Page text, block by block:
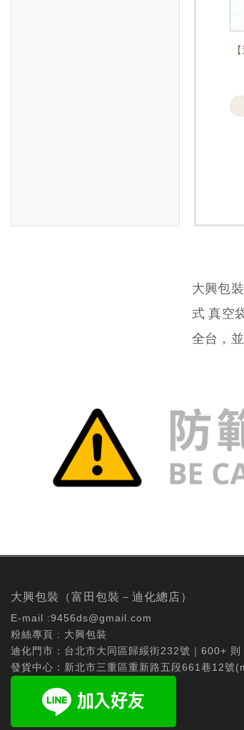
大興包
式 真空
全台，
大興包裝（富田包裝－迪化總店）
E-mail :9456ds@gmail.com
粉絲專頁 : 大興包裝
迪化門市：台北市大同區歸綏街232號｜600+
發貨中心：新北市三重區重新路五段661巷12號(